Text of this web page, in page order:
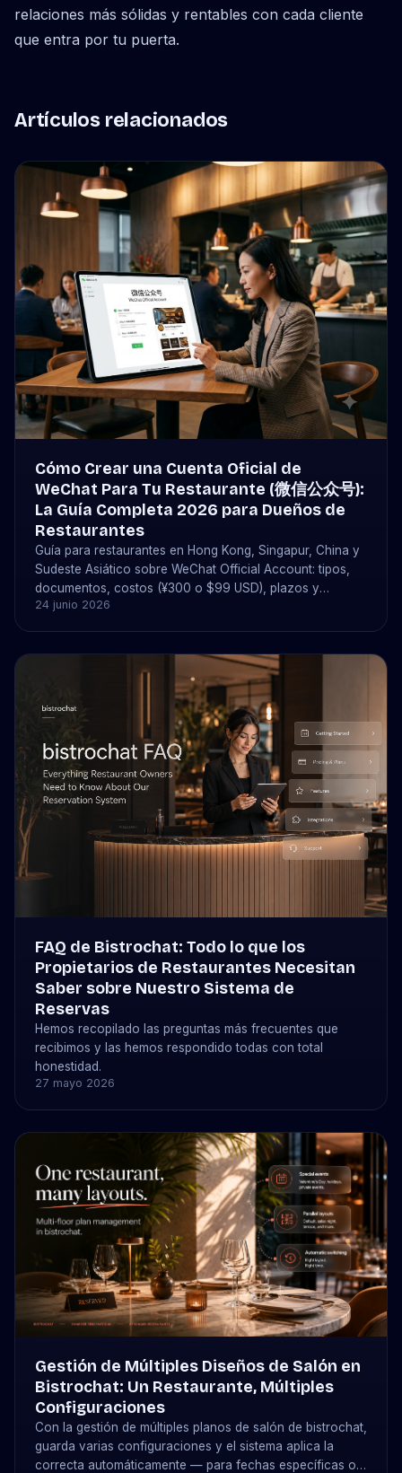
relaciones más sólidas y rentables con cada cliente
que entra por tu puerta.
Artículos relacionados
Cómo Crear una Cuenta Oficial de
WeChat Para Tu Restaurante (微信公众号):
La Guía Completa 2026 para Dueños de
Restaurantes
Guía para restaurantes en Hong Kong, Singapur, China y
Sudeste Asiático sobre WeChat Official Account: tipos,
documentos, costos (¥300 o $99 USD), plazos y
reservas con bistrochat.
24 junio 2026
FAQ de Bistrochat: Todo lo que los
Propietarios de Restaurantes Necesitan
Saber sobre Nuestro Sistema de
Reservas
Hemos recopilado las preguntas más frecuentes que
recibimos y las hemos respondido todas con total
honestidad.
27 mayo 2026
Gestión de Múltiples Diseños de Salón en
Bistrochat: Un Restaurante, Múltiples
Configuraciones
Con la gestión de múltiples planos de salón de bistrochat,
guarda varias configuraciones y el sistema aplica la
correcta automáticamente — para fechas específicas o